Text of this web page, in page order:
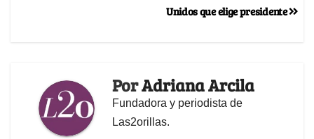
Unidos que elige presidente
PorAdriana Arcila
Fundadora y periodista de
Las2orillas.